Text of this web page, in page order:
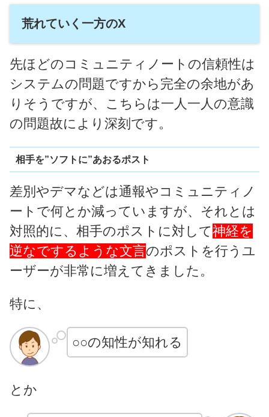
荒れていく一方のX
先ほどのコミュニティノートの信頼性は
システムの問題ですから完全の余地があ
りそうですが、こちらは一人一人の意識
の問題故により深刻です。
相手を”ソフトに”あおるポスト
差別やデマなどは通報やコミュニティノ
ートで何とか減っていますが、それとは
対照的に、相手のポストに対して神経を
逆なでするような文言のポストを行うユ
ーザーが非常に増えてきました。
特に、
○○の知性が知れる
とか